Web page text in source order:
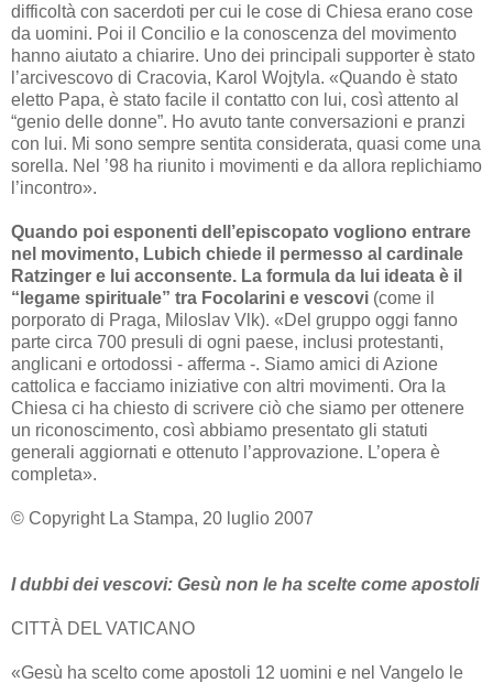
difficoltà con sacerdoti per cui le cose di Chiesa erano cose
da uomini. Poi il Concilio e la conoscenza del movimento
hanno aiutato a chiarire. Uno dei principali supporter è stato
l’arcivescovo di Cracovia, Karol Wojtyla. «Quando è stato
eletto Papa, è stato facile il contatto con lui, così attento al
“genio delle donne”. Ho avuto tante conversazioni e pranzi
con lui. Mi sono sempre sentita considerata, quasi come una
sorella. Nel ’98 ha riunito i movimenti e da allora replichiamo
l’incontro».
Quando poi esponenti dell’episcopato vogliono entrare
nel movimento, Lubich chiede il permesso al cardinale
Ratzinger e lui acconsente. La formula da lui ideata è il
“legame spirituale” tra Focolarini e vescovi (come il
porporato di Praga, Miloslav Vlk). «Del gruppo oggi fanno
parte circa 700 presuli di ogni paese, inclusi protestanti,
anglicani e ortodossi - afferma -. Siamo amici di Azione
cattolica e facciamo iniziative con altri movimenti. Ora la
Chiesa ci ha chiesto di scrivere ciò che siamo per ottenere
un riconoscimento, così abbiamo presentato gli statuti
generali aggiornati e ottenuto l’approvazione. L’opera è
completa».
© Copyright La Stampa, 20 luglio 2007
I dubbi dei vescovi: Gesù non le ha scelte come apostoli
CITTÀ DEL VATICANO
«Gesù ha scelto come apostoli 12 uomini e nel Vangelo le